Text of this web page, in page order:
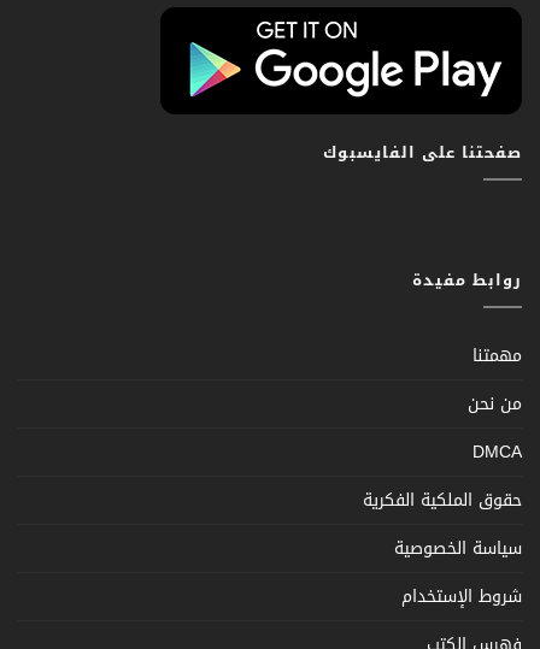
صفحتنا على الفايسبوك
روابط مفيدة
مهمتنا
من نحن
DMCA
حقوق الملكية الفكرية
سياسة الخصوصية
شروط الإستخدام